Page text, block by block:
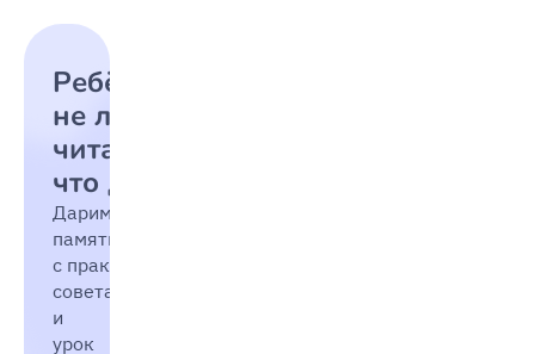
Ребёнок
не любит
читать:
что делать
Дарим
памятку
с практическими
советами
и
урок